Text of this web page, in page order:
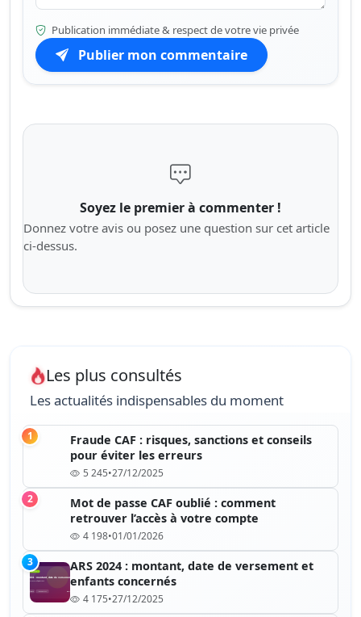
Publication immédiate & respect de votre vie privée
Publier mon commentaire
Soyez le premier à commenter !
Donnez votre avis ou posez une question sur cet article
ci-dessus.
Les plus consultés
Les actualités indispensables du moment
1
Fraude CAF : risques, sanctions et conseils
pour éviter les erreurs
5 245•27/12/2025
2
Mot de passe CAF oublié : comment
retrouver l’accès à votre compte
4 198•01/01/2026
3
ARS 2024 : montant, date de versement et
enfants concernés
4 175•27/12/2025